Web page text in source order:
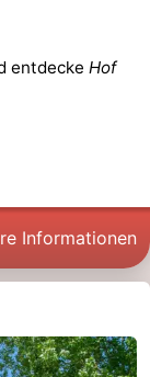
entdecke Hof
Informationen